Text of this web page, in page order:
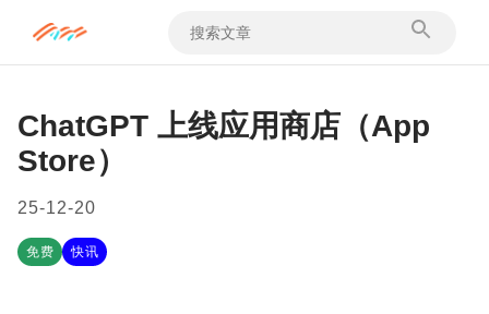
ChatGPT 上线应用商店（App
Store）
25-12-20
免费 快讯